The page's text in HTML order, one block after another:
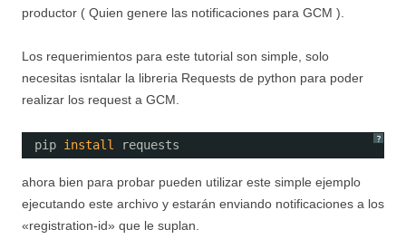
productor ( Quien genere las notificaciones para GCM ).
Los requerimientos para este tutorial son simple, solo
necesitas isntalar la libreria Requests de python para poder
realizar los request a GCM.
?
pip install requests
ahora bien para probar pueden utilizar este simple ejemplo
ejecutando este archivo y estarán enviando notificaciones a los
«registration-id» que le suplan.